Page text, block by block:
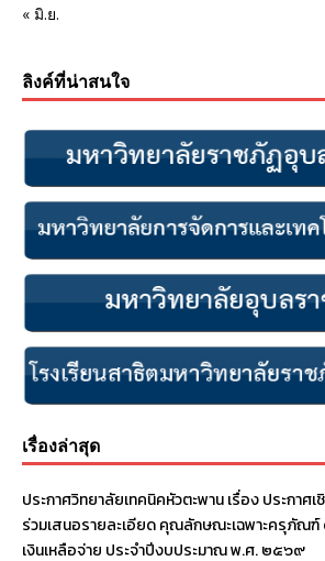
« มิ.ย.
ลิงค์ที่น่าสนใจ
เรื่องล่าสุด
ประกาศวิทยาลัยเทคนิคหัวตะพาน เรื่อง ประกาศ
ร่วมเสนอรายละเอียด คุณลักษณะเฉพาะครุภัณฑ์
เงินเหลือจ่าย ประจําปีงบประมาณ พ.ศ. ๒๕๖๙